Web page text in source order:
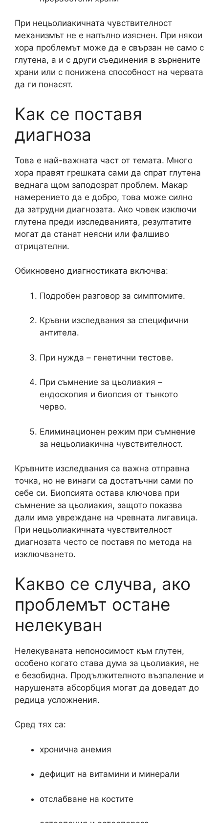
При нецьолиакичната чувствителност
механизмът не е напълно изяснен. При някои
хора проблемът може да е свързан не само с
глутена, а и с други съединения в зърнените
храни или с понижена способност на червата
да ги понасят.
Как се поставя
диагноза
Това е най-важната част от темата. Много
хора правят грешката сами да спрат глутена
веднага щом заподозрат проблем. Макар
намерението да е добро, това може силно
да затрудни диагнозата. Ако човек изключи
глутена преди изследванията, резултатите
могат да станат неясни или фалшиво
отрицателни.
Обикновено диагностиката включва:
Подробен разговор за симптомите.
Кръвни изследвания за специфични
антитела.
При нужда – генетични тестове.
При съмнение за цьолиакия –
ендоскопия и биопсия от тънкото
черво.
Елиминационен режим при съмнение
за нецьолиакична чувствителност.
Кръвните изследвания са важна отправна
точка, но не винаги са достатъчни сами по
себе си. Биопсията остава ключова при
съмнение за цьолиакия, защото показва
дали има увреждане на чревната лигавица.
При нецьолиакичната чувствителност
диагнозата често се поставя по метода на
изключването.
Какво се случва, ако
проблемът остане
нелекуван
Нелекуваната непоносимост към глутен,
особено когато става дума за цьолиакия, не
е безобидна. Продължителното възпаление и
нарушената абсорбция могат да доведат до
редица усложнения.
Сред тях са:
хронична анемия
дефицит на витамини и минерали
отслабване на костите